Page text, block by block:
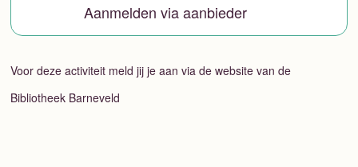
Aanmelden via aanbieder
Voor deze activiteit meld jij je aan via de website van de
Bibliotheek Barneveld